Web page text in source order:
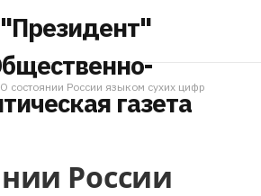
О состоянии России языком сухих цифр
России